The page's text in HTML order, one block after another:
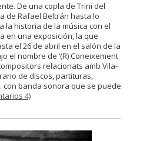
De una copla de Trini del
de Rafael Beltrán hasta lo
la historia de la música con el
en una exposición, la que
el 26 de abril en el salón de la
el nombre de ‘(R) Coneixement
relacionats amb Vila-
de discos, partituras,
banda sonora que se puede
4)